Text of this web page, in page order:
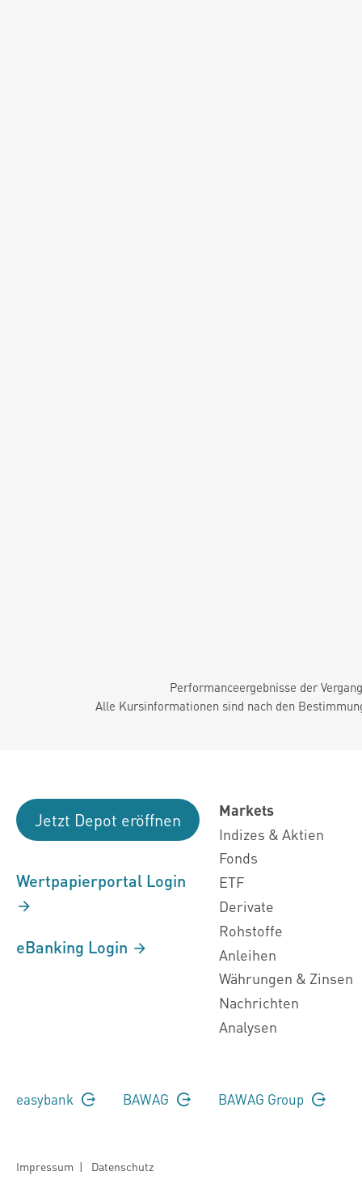
Performanceergebnisse der
Alle Kursinformationen sind nach den
Jetzt Depot eröffnen
Wertpapierportal Login
eBanking Login
Markets
Indizes & Aktien
Fonds
ETF
Derivate
Rohstoffe
Anleihen
Währungen & Zinsen
Nachrichten
Analysen
easybank BAWAG BAWAG Group
Impressum | Datenschutz